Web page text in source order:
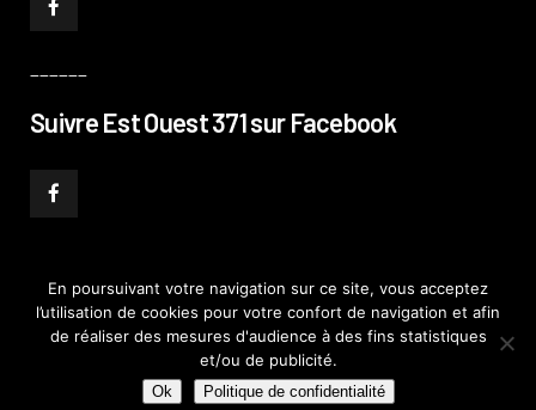
Suivre Est Ouest 371 sur Facebook
© PHILIPPE PATAUD CÉLÉRIER 2019–MENTIONS LÉGALES–POLITIQUE DE
CONFIDENTIALITÉ–PLAN DE SITE
En poursuivant votre navigation sur ce site, vous acceptez
l’utilisation de cookies pour votre confort de navigation et afin
de réaliser des mesures d'audience à des fins statistiques
et/ou de publicité.
Ok Politique de confidentialité